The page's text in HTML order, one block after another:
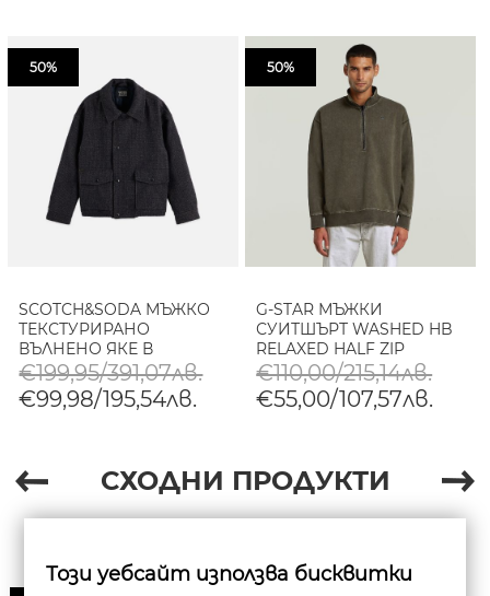
50%
SCOTCH&SODA МЪЖКО
ТЕКСТУРИРАНО
ВЪЛНЕНО ЯКЕ В
МЕТЕОРИТ
€199,95/391,07лв.
€99,98/195,54лв.
50%
G-STAR МЪЖКИ
СУИТШЪРТ WASHED HB
RELAXED HALF ZIP
SWEATER В ASFALT GD
SNOW BLEACH
€110,00/215,14лв.
€55,00/107,57лв.
СХОДНИ ПРОДУКТИ
Този уебсайт използва бисквитки